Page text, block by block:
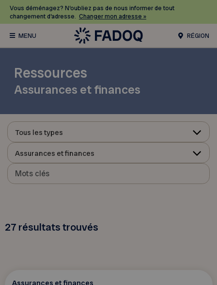
Vous déménagez? N’oubliez pas de nous informer de tout
changement d’adresse. Changer mon adresse »
RÉGION
Ressources
Assurances et finances
Tous les types
Assurances et finances
27 résultats trouvés